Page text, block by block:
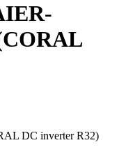
DC inverter R32)